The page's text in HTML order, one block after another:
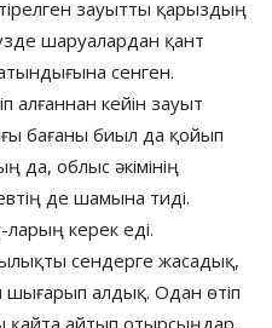
зауытты қарыздың
шаруалардан қант
сенген.
алғаннан кейін зауыт
бағаны биыл да қойып
да, облыс әкімінің
де шамына тиді.
ларың керек еді.
сендерге жасадық,
алдық. Одан өтіп
қайта айтып отырсыңдар.